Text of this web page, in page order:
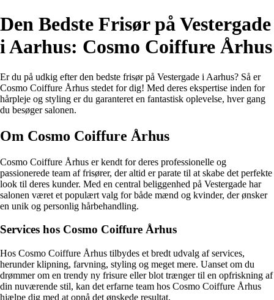
Den Bedste Frisør på Vestergade
i Aarhus: Cosmo Coiffure Århus
Er du på udkig efter den bedste frisør på Vestergade i Aarhus? Så er
Cosmo Coiffure Århus stedet for dig! Med deres ekspertise inden for
hårpleje og styling er du garanteret en fantastisk oplevelse, hver gang
du besøger salonen.
Om Cosmo Coiffure Århus
Cosmo Coiffure Århus er kendt for deres professionelle og
passionerede team af frisører, der altid er parate til at skabe det perfekte
look til deres kunder. Med en central beliggenhed på Vestergade har
salonen været et populært valg for både mænd og kvinder, der ønsker
en unik og personlig hårbehandling.
Services hos Cosmo Coiffure Århus
Hos Cosmo Coiffure Århus tilbydes et bredt udvalg af services,
herunder klipning, farvning, styling og meget mere. Uanset om du
drømmer om en trendy ny frisure eller blot trænger til en opfriskning af
din nuværende stil, kan det erfarne team hos Cosmo Coiffure Århus
hjælpe dig med at opnå det ønskede resultat.